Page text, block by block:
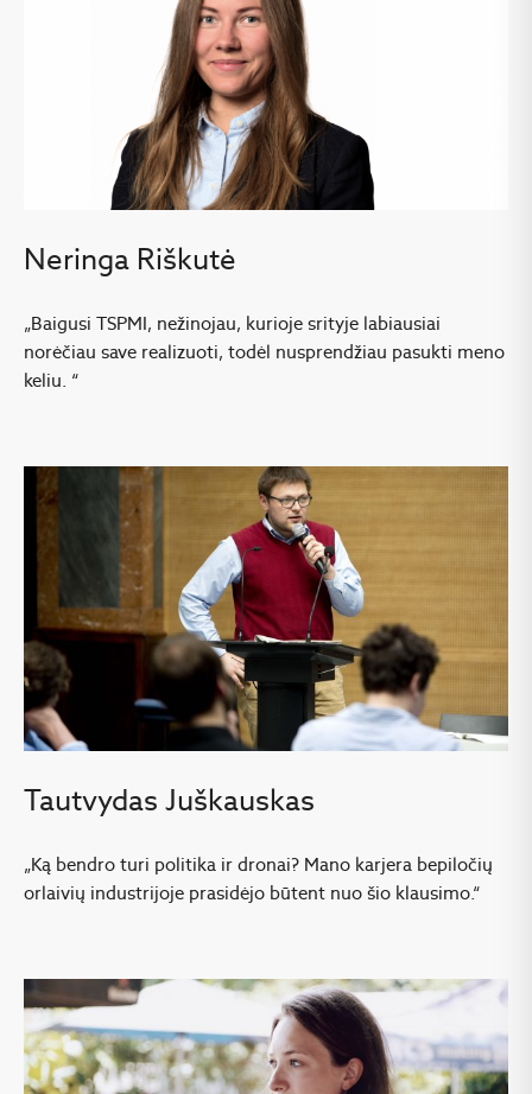
Neringa Riškutė
„Baigusi TSPMI, nežinojau, kurioje srityje labiausiai
norėčiau save realizuoti, todėl nusprendžiau pasukti meno
keliu. “
Tautvydas Juškauskas
„Ką bendro turi politika ir dronai? Mano karjera bepiločių
orlaivių industrijoje prasidėjo būtent nuo šio klausimo.“